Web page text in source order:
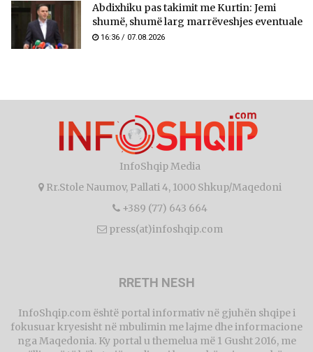
Abdixhiku pas takimit me Kurtin: Jemi
shumë, shumë larg marrëveshjes eventuale
16:36 / 07.08.2026
InfoShqip Media
Rr.Stole Naumov, Pallati 4, 1000 Shkup/Maqedoni
+389 (77) 643 664
press(at)infoshqip.com
RRETH NESH
InfoShqip.com është portal informativ në gjuhën shqipe i
fokusuar kryesisht në mbulimin me lajme dhe informacione
nga Maqedonia. Ky portal u themelua më 1 Gusht 2016, me